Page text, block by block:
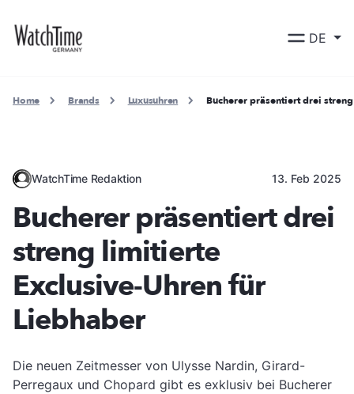
DE
Home Brands Luxusuhren Bucherer präsentiert drei
WatchTime Redaktion 13. Feb 2025
Bucherer präsentiert drei
streng limitierte
Exclusive-Uhren für
Liebhaber
Die neuen Zeitmesser von Ulysse Nardin, Girard-
Perregaux und Chopard gibt es exklusiv bei Bucherer